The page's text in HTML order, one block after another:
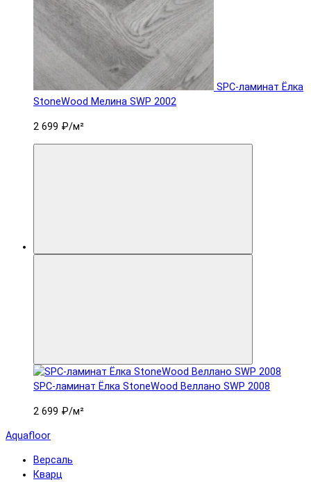
SPC-ламинат Ëлка
StoneWood Мелина SWP 2002
2 699 ₽/м²
SPC-ламинат Ëлка StoneWood Веллано SWP 2008
2 699 ₽/м²
Aquafloor
Версаль
Кварц